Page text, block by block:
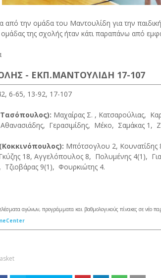
από την ομάδα του Μαντουλίδη για την
ομάδας της σχολής ήταν κάτι παραπάνω από
- ΕΚΠ.ΜΑΝΤΟΥΛΙΔΗ 17-107
6-65, 13-92, 17-107
Μαχαίρας Σ. , Κατσαρούλιας,
Γερασιμίδης, Μέκο, Σαμάκας 1,
Μπότσογλου 2, Κουνατίδης
18, Αγγελόπουλος 8, Πολυμένης 4(1),
Τζιοβάρας 9(1), Φουρκιώτης 4.
αγώνων, προγράμματα και βαθμολογικούς πίνακες σε νέο